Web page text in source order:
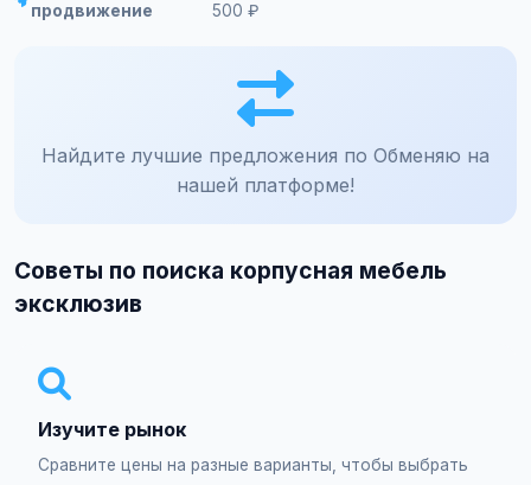
продвижение
500 ₽
Найдите лучшие предложения по Обменяю на
нашей платформе!
Советы по поиска корпусная мебель
эксклюзив
Изучите рынок
Сравните цены на разные варианты, чтобы выбрать